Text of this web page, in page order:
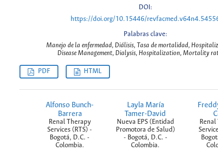
DOI:
https://doi.org/10.15446/
Palabras clave:
Manejo de la enfermedad, Diálisis, Tasa de mortalidad,
Disease Management, Dialysis, Hospitalization, Mortality
PDF HTML
Alfonso Bunch-
Barrera
Renal Therapy
Services (RTS) -
Bogotá, D.C. -
Colombia.
Layla María
Tamer-David
Nueva EPS (Entidad
Promotora de Salud)
- Bogotá, D.C. -
Colombia.